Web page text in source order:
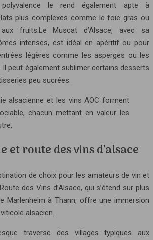
polyvalence le rend également apte à
plus complexes comme le foie gras ou
fruits.Le Muscat d’Alsace, avec sa
intenses, est idéal en apéritif ou pour
légères comme les asperges ou les
Il peut également sublimer certains desserts
peu sucrées.
alsacienne et les vins AOC forment
chacun mettant en valeur les
et route des vins d’alsace
de choix pour les amateurs de vin et
des Vins d’Alsace, qui s’étend sur plus
Marlenheim à Thann, offre une immersion
alsacien.
traverse des villages typiques aux